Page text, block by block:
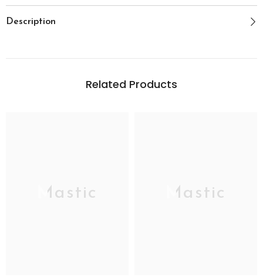
Description
Related Products
Mastic Mastic